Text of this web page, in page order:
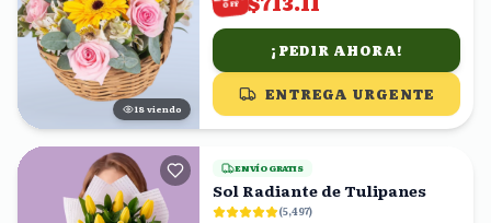
19 viendo
OFF
¡PEDIR AHORA!
ENTREGA URGENTE
ENVÍO GRATIS
Sol Radiante de Tulipanes
(5,497)